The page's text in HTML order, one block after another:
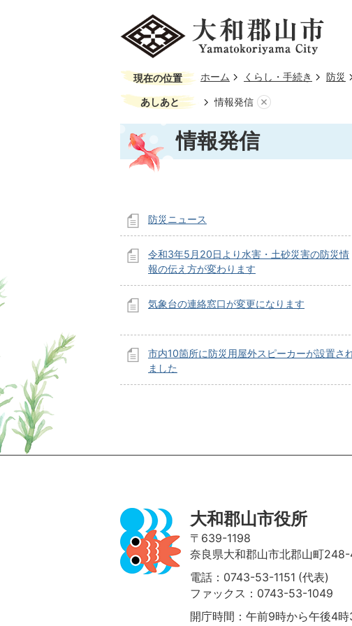
現在の位置 ホーム くらし・手続き 防災
あしあと 情報発信
情報発信
防災ニュース
令和3年5月20日より水害・土砂災害の防災情
報の伝え方が変わります
気象台の連絡窓口が変更になります
市内10箇所に防災用屋外スピーカーが設置さ
ました
大和郡山市役所
〒639-1198
奈良県大和郡山市北郡山町
電話：0743-53-1151 (代表)
ファックス：0743-53-1049
開庁時間：午前9時から午後4